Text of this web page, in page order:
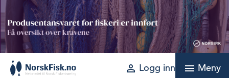
Skip
to
content
perm_identity Logg inn menu Meny